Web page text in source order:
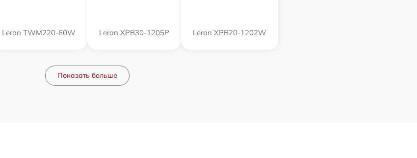
Leran TWM220-60W Leran XPB30-1205P Leran XPB20-1202W
Показать больше